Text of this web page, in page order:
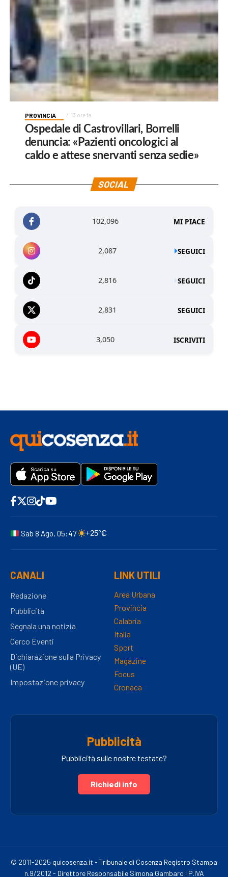
PROVINCIA 13 ore fa
Ospedale di Castrovillari, Borrelli
denuncia: «Pazienti oncologici al
caldo e attese snervanti senza sedie»
SOCIAL
102,096 MI PIACE
2,087 SEGUICI
2,816 SEGUICI
2,831 SEGUICI
3,050 ISCRIVITI
Sab 8 Ago, 05:47 +25°C
CANALI
Redazione
Pubblicità
Segnala una notizia
Cerco Eventi
Dichiarazione sulla Privacy
(UE)
Impostazione privacy
LINK UTILI
Area Urbana
Provincia
Calabria
Italia
Sport
Magazine
Focus
Cronaca
Pubblicità
Pubblicità sulle nostre testate?
Richiedi info
© 2011-2025 quicosenza.it - Tribunale di Cosenza Registro Stampa
n.9/2012 - Direttore Responsabile Simona Gambaro | P.IVA